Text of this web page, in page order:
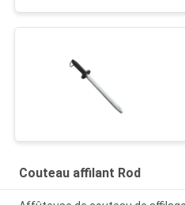
Couteau affilant Rod